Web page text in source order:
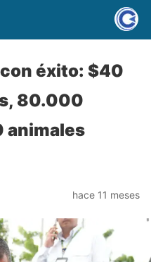
éxito: $40
80.000
animales
hace 11 meses